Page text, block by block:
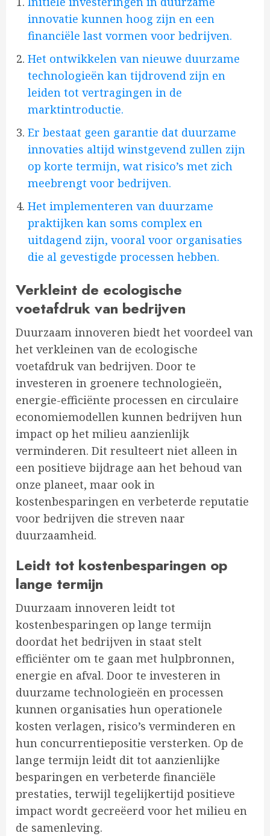
innovatie kunnen hoog zijn en een
financiële last vormen voor bedrijven.
Het ontwikkelen van nieuwe duurzame
technologieën kan tijdrovend zijn en
leiden tot vertragingen in de
marktintroductie.
Er bestaat geen garantie dat duurzame
innovaties altijd winstgevend zullen zijn
op korte termijn, wat risico’s met zich
meebrengt voor bedrijven.
Het implementeren van duurzame
praktijken kan soms complex en
uitdagend zijn, vooral voor organisaties
die al gevestigde processen hebben.
Verkleint de ecologische
voetafdruk van bedrijven
Duurzaam innoveren biedt het voordeel van
het verkleinen van de ecologische
voetafdruk van bedrijven. Door te
investeren in groenere technologieën,
energie-efficiënte processen en circulaire
economiemodellen kunnen bedrijven hun
impact op het milieu aanzienlijk
verminderen. Dit resulteert niet alleen in
een positieve bijdrage aan het behoud van
onze planeet, maar ook in
kostenbesparingen en verbeterde reputatie
voor bedrijven die streven naar
duurzaamheid.
Leidt tot kostenbesparingen op
lange termijn
Duurzaam innoveren leidt tot
kostenbesparingen op lange termijn
doordat het bedrijven in staat stelt
efficiënter om te gaan met hulpbronnen,
energie en afval. Door te investeren in
duurzame technologieën en processen
kunnen organisaties hun operationele
kosten verlagen, risico’s verminderen en
hun concurrentiepositie versterken. Op de
lange termijn leidt dit tot aanzienlijke
besparingen en verbeterde financiële
prestaties, terwijl tegelijkertijd positieve
impact wordt gecreëerd voor het milieu en
de samenleving.